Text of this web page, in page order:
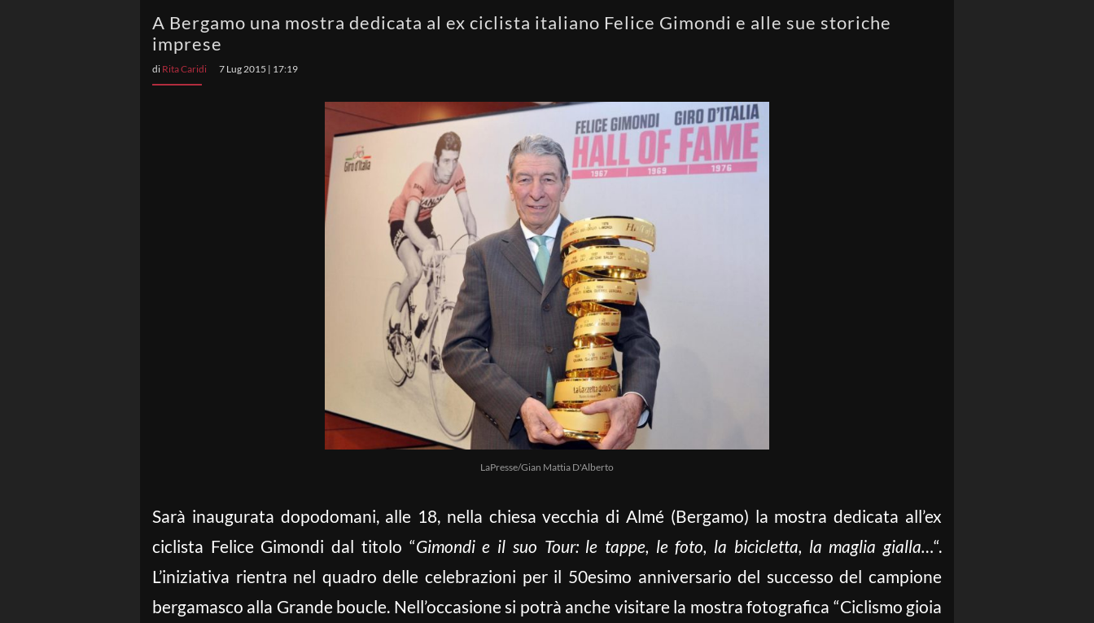
A Bergamo una mostra dedicata al ex ciclista italiano Felice Gimondi e alle sue storiche
imprese
di Rita Caridi 7 Lug 2015 | 17:19
LaPresse/Gian Mattia D'Alberto
Sarà inaugurata dopodomani, alle 18, nella chiesa vecchia di Almé (Bergamo) la mostra dedicata all’ex
ciclista Felice Gimondi dal titolo “Gimondi e il suo Tour: le tappe, le foto, la bicicletta, la maglia gialla…“.
L’iniziativa rientra nel quadro delle celebrazioni per il 50esimo anniversario del successo del campione
bergamasco alla Grande boucle. Nell’occasione si potrà anche visitare la mostra fotografica “Ciclismo gioia